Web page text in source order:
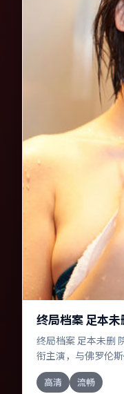
终局档案 足本
终局档案 足本未删
衔主演，与佛罗伦
班底与取景来自中
重逢。影片整体气
高清 流畅